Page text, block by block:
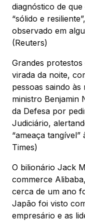
diagnóstico de
“sólido e
observado em
(Reuters)
Grandes
virada da noite,
pessoas saindo
ministro Benjamin
da Defesa por
Judiciário,
“ameaça
Times)
O bilionário Jack
commerce
cerca de um ano
Japão foi visto
empresário e as